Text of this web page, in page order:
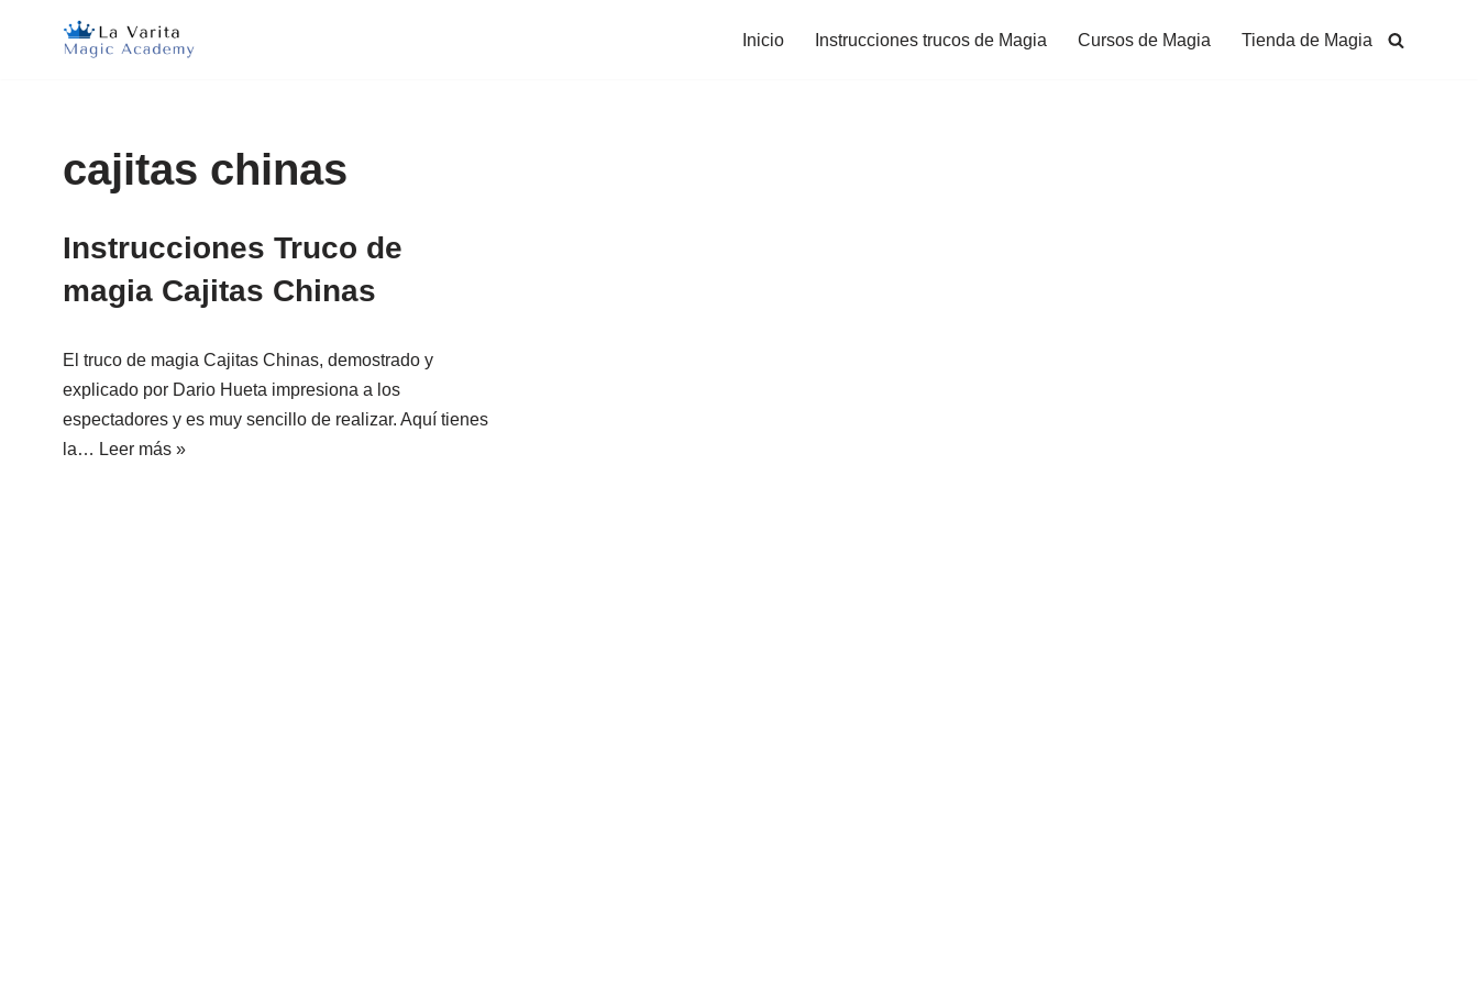
Inicio Instrucciones trucos de Magia Cursos de Magia Tienda de Magia
cajitas chinas
Instrucciones Truco de
magia Cajitas Chinas
El truco de magia Cajitas Chinas, demostrado y
explicado por Dario Hueta impresiona a los
espectadores y es muy sencillo de realizar. Aquí tienes
la… Leer más »